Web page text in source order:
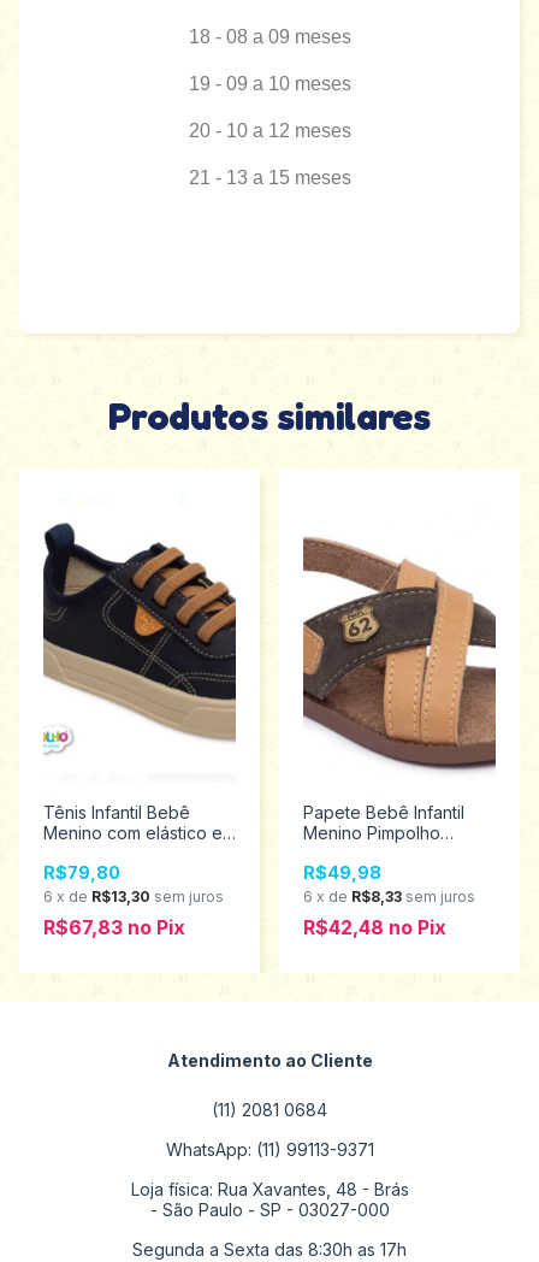
18 - 08 a 09 meses
19 - 09 a 10 meses
20 - 10 a 12 meses
21 - 13 a 15 meses
Produtos similares
Tênis Infantil Bebê
Menino com elástico e
Pimpolho Tamanhos 16
ao 21 0120176
Promoção
R$79,80
6 x de R$13,30 sem juros
R$67,83 no Pix
Papete Bebê Infantil
Menino Pimpolho
28146
R$49,98
6 x de R$8,33 sem juros
R$42,48 no Pix
Atendimento ao Cliente
(11) 2081 0684
WhatsApp: (11) 99113-9371
Loja física: Rua Xavantes, 48 - Brás
- São Paulo - SP - 03027-000
Segunda a Sexta das 8:30h as 17h